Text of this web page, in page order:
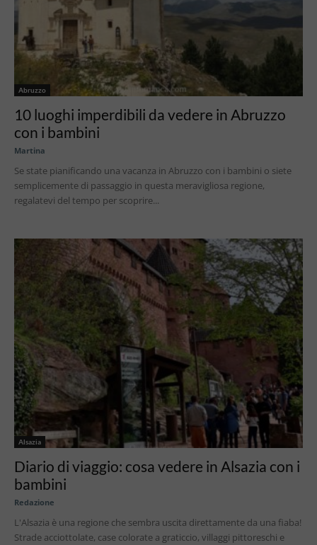
Abruzzo
10 luoghi imperdibili da vedere in Abruzzo
con i bambini
Martina
Se state pianificando una vacanza in Abruzzo con i bambini o siete
semplicemente di passaggio in questa meravigliosa regione,
regalatevi del tempo per scoprire...
Alsazia
Diario di viaggio: cosa vedere in Alsazia con i
bambini
Redazione
L'Alsazia è una regione che sembra uscita direttamente da una fiaba!
Strade acciottolate, case colorate a graticcio, villaggi pittoreschi e